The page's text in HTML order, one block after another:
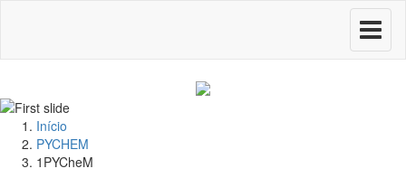
Toggle
Início
PYCHEM
1PYCheM